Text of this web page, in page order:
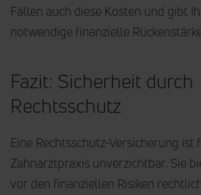
Fällen auch diese Kosten und gibt
notwendige finanzielle
Fazit: Sicherheit durch
Rechtsschutz
Eine Rechtsschutz-Versicherung ist
Zahnarztpraxis unverzichtbar. Sie
vor den finanziellen Risiken